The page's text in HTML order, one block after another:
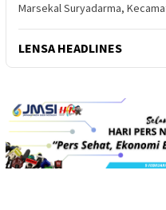
Marsekal Suryadarma,
LENSA HEADLINES